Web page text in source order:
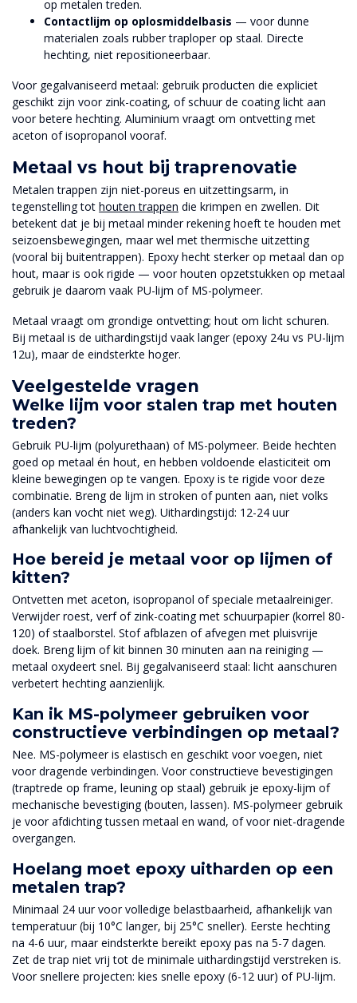
op metalen treden.
Contactlijm op oplosmiddelbasis — voor dunne
materialen zoals rubber traploper op staal. Directe
hechting, niet repositioneerbaar.
Voor gegalvaniseerd metaal: gebruik producten die expliciet
geschikt zijn voor zink-coating, of schuur de coating licht aan
voor betere hechting. Aluminium vraagt om ontvetting met
aceton of isopropanol vooraf.
Metaal vs hout bij traprenovatie
Metalen trappen zijn niet-poreus en uitzettingsarm, in
tegenstelling tot houten trappen die krimpen en zwellen. Dit
betekent dat je bij metaal minder rekening hoeft te houden met
seizoensbewegingen, maar wel met thermische uitzetting
(vooral bij buitentrappen). Epoxy hecht sterker op metaal dan op
hout, maar is ook rigide — voor houten opzetstukken op metaal
gebruik je daarom vaak PU-lijm of MS-polymeer.
Metaal vraagt om grondige ontvetting; hout om licht schuren.
Bij metaal is de uithardingstijd vaak langer (epoxy 24u vs PU-lijm
12u), maar de eindsterkte hoger.
Veelgestelde vragen
Welke lijm voor stalen trap met houten
treden?
Gebruik PU-lijm (polyurethaan) of MS-polymeer. Beide hechten
goed op metaal én hout, en hebben voldoende elasticiteit om
kleine bewegingen op te vangen. Epoxy is te rigide voor deze
combinatie. Breng de lijm in stroken of punten aan, niet volks
(anders kan vocht niet weg). Uithardingstijd: 12-24 uur
afhankelijk van luchtvochtigheid.
Hoe bereid je metaal voor op lijmen of
kitten?
Ontvetten met aceton, isopropanol of speciale metaalreiniger.
Verwijder roest, verf of zink-coating met schuurpapier (korrel 80-
120) of staalborstel. Stof afblazen of afvegen met pluisvrije
doek. Breng lijm of kit binnen 30 minuten aan na reiniging —
metaal oxydeert snel. Bij gegalvaniseerd staal: licht aanschuren
verbetert hechting aanzienlijk.
Kan ik MS-polymeer gebruiken voor
constructieve verbindingen op metaal?
Nee. MS-polymeer is elastisch en geschikt voor voegen, niet
voor dragende verbindingen. Voor constructieve bevestigingen
(traptrede op frame, leuning op staal) gebruik je epoxy-lijm of
mechanische bevestiging (bouten, lassen). MS-polymeer gebruik
je voor afdichting tussen metaal en wand, of voor niet-dragende
overgangen.
Hoelang moet epoxy uitharden op een
metalen trap?
Minimaal 24 uur voor volledige belastbaarheid, afhankelijk van
temperatuur (bij 10°C langer, bij 25°C sneller). Eerste hechting
na 4-6 uur, maar eindsterkte bereikt epoxy pas na 5-7 dagen.
Zet de trap niet vrij tot de minimale uithardingstijd verstreken is.
Voor snellere projecten: kies snelle epoxy (6-12 uur) of PU-lijm.